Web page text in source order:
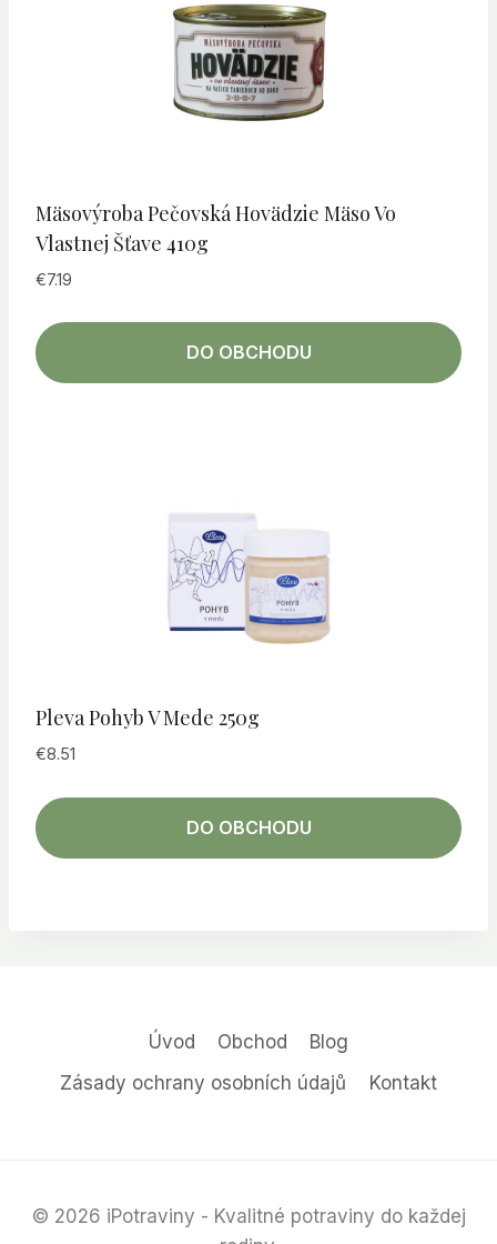
Mäsovýroba Pečovská Hovädzie Mäso Vo
Vlastnej Šťave 410g
€7.19
DO OBCHODU
Pleva Pohyb V Mede 250g
€8.51
DO OBCHODU
Úvod Obchod
Blog
Zásady ochrany osobních údajů
Kontakt
© 2026 iPotraviny - Kvalitné potraviny do každej